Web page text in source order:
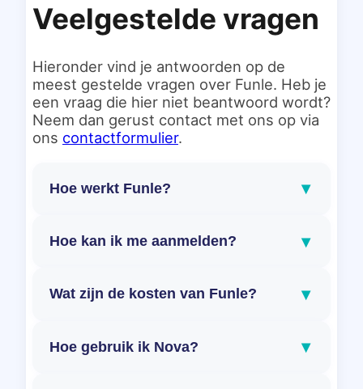
Veelgestelde vragen
Hieronder vind je antwoorden op de
meest gestelde vragen over Funle. Heb je
een vraag die hier niet beantwoord wordt?
Neem dan gerust contact met ons op via
ons contactformulier.
Hoe werkt Funle? ▾
Hoe kan ik me aanmelden? ▾
Wat zijn de kosten van Funle? ▾
Hoe gebruik ik Nova? ▾